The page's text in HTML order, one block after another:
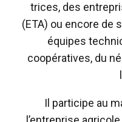
trices, des
(ETA) ou encore de
équipes
coopératives, du
Il participe au